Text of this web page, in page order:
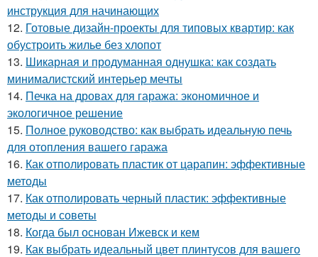
инструкция для начинающих
12. Готовые дизайн-проекты для типовых квартир: как
обустроить жилье без хлопот
13. Шикарная и продуманная однушка: как создать
минималистский интерьер мечты
14. Печка на дровах для гаража: экономичное и
экологичное решение
15. Полное руководство: как выбрать идеальную печь
для отопления вашего гаража
16. Как отполировать пластик от царапин: эффективные
методы
17. Как отполировать черный пластик: эффективные
методы и советы
18. Когда был основан Ижевск и кем
19. Как выбрать идеальный цвет плинтусов для вашего